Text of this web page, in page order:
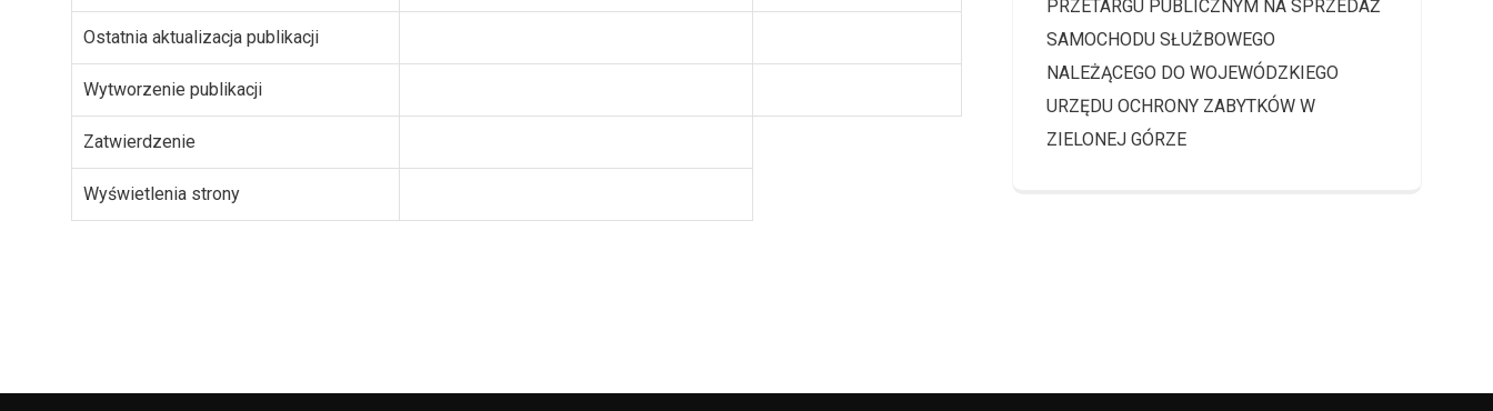
Ostatnia aktualizacja publikacji
Wytworzenie publikacji
Zatwierdzenie
Wyświetlenia strony
PRZETARGU PUBLICZNYM NA SPRZEDAŻ
SAMOCHODU SŁUŻBOWEGO
NALEŻĄCEGO DO WOJEWÓDZKIEGO
URZĘDU OCHRONY ZABYTKÓW W
ZIELONEJ GÓRZE